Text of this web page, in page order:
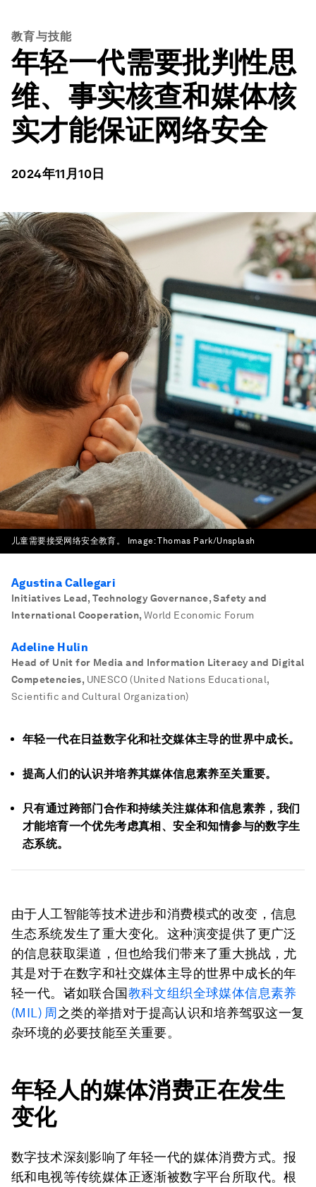
教育与技能
年轻一代需要批判性思
维、事实核查和媒体核
实才能保证网络安全
2024年11月10日
儿童需要接受网络安全教育。 Image:Thomas Park/Unsplash
Agustina Callegari
Initiatives Lead, Technology Governance, Safety and
International Cooperation, World Economic Forum
Adeline Hulin
Head of Unit for Media and Information Literacy and Digital
Competencies, UNESCO (United Nations Educational,
Scientific and Cultural Organization)
年轻一代在日益数字化和社交媒体主导的世界中成长。
提高人们的认识并培养其媒体信息素养至关重要。
只有通过跨部门合作和持续关注媒体和信息素养，我们
才能培育一个优先考虑真相、安全和知情参与的数字生
态系统。
由于人工智能等技术进步和消费模式的改变，信息
生态系统发生了重大变化。这种演变提供了更广泛
的信息获取渠道，但也给我们带来了重大挑战，尤
其是对于在数字和社交媒体主导的世界中成长的年
轻一代。诸如联合国教科文组织全球媒体信息素养
(MIL) 周 之类的举措对于提高认识和培养驾驭这一复
杂环境的必要技能至关重要。
年轻人的媒体消费正在发生
变化
数字技术深刻影响了年轻一代的媒体消费方式。报
纸和电视等传统媒体正逐渐被数字平台所取代。根